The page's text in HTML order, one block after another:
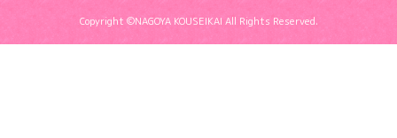
Copyright ©NAGOYA KOUSEIKAI All Rights Reserved.